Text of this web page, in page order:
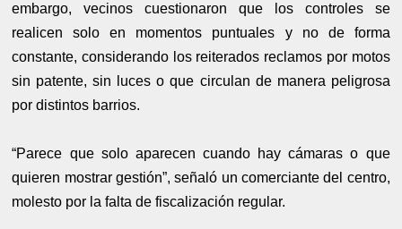
embargo, vecinos cuestionaron que los controles se
realicen solo en momentos puntuales y no de forma
constante, considerando los reiterados reclamos por motos
sin patente, sin luces o que circulan de manera peligrosa
por distintos barrios.
“Parece que solo aparecen cuando hay cámaras o que
quieren mostrar gestión”, señaló un comerciante del centro,
molesto por la falta de fiscalización regular.